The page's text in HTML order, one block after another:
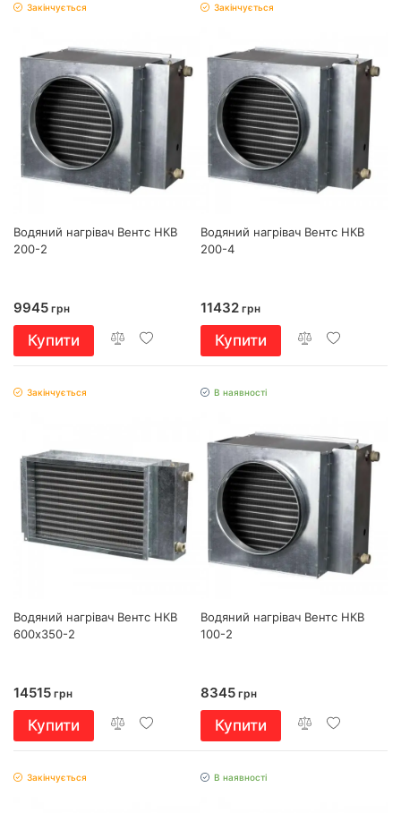
Закінчується
Водяний нагрівач Вентс НКВ
200-2
9945 грн
Купити
Закінчується
Водяний нагрівач Вентс НКВ
200-4
11432 грн
Купити
Закінчується
Водяний нагрівач Вентс НКВ
600х350-2
14515 грн
Купити
В наявності
Водяний нагрівач Вентс НКВ
100-2
8345 грн
Купити
Закінчується В наявності